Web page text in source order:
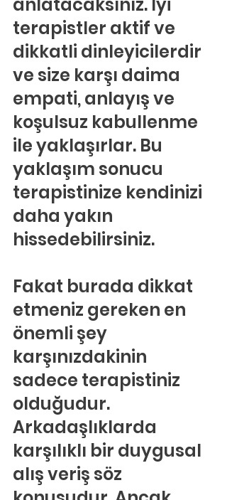
terapistler aktif ve
dikkatli dinleyicilerdir
ve size karşı daima
empati, anlayış ve
koşulsuz kabullenme
ile yaklaşırlar. Bu
yaklaşım sonucu
terapistinize kendinizi
daha yakın
hissedebilirsiniz.
Fakat burada dikkat
etmeniz gereken en
önemli şey
karşınızdakinin
sadece terapistiniz
olduğudur.
Arkadaşlıklarda
karşılıklı bir duygusal
alış veriş söz